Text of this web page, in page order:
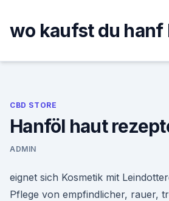
content
wo kaufst du hanf
CBD STORE
Hanföl haut
ADMIN
eignet sich Kosmetik mit
Pflege von empfindlicher, rauer,